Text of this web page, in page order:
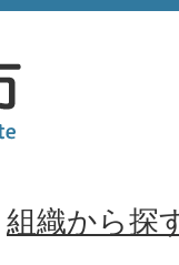
組織から探